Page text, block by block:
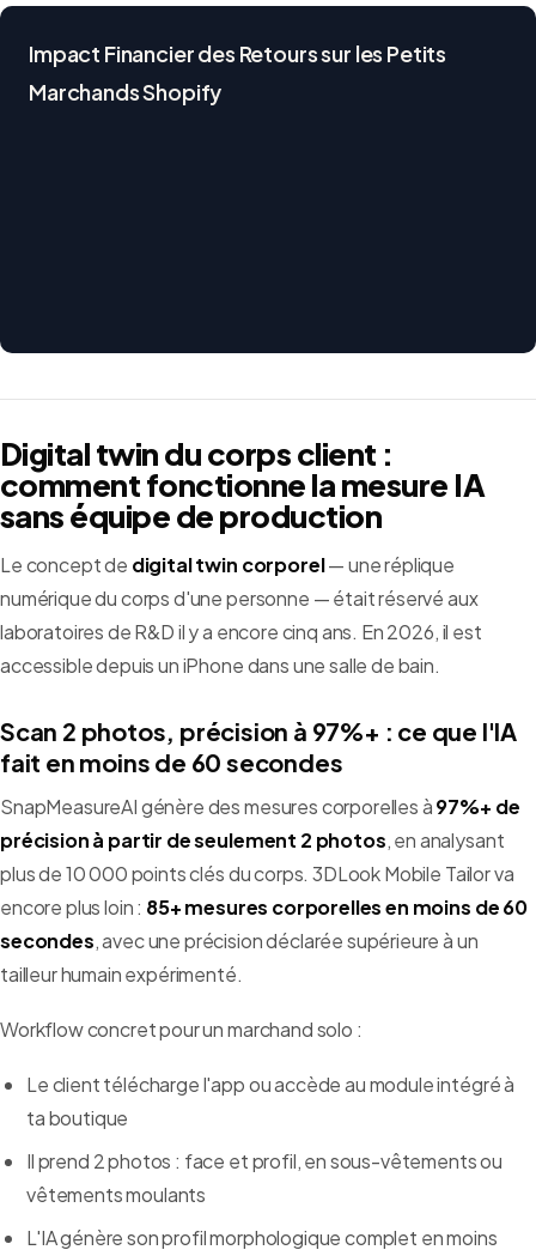
Impact Financier des Retours sur les Petits
Marchands Shopify
Digital twin du corps client :
comment fonctionne la mesure IA
sans équipe de production
Le concept de digital twin corporel— une réplique
numérique du corps d'une personne — était réservé aux
laboratoires de R&D il y a encore cinq ans. En 2026, il est
accessible depuis un iPhone dans une salle de bain.
Scan 2 photos, précision à 97%+ : ce que l'IA
fait en moins de 60 secondes
SnapMeasureAI génère des mesures corporelles à97%+ de
précision à partir de seulement 2 photos, en analysant
plus de 10 000 points clés du corps. 3DLook Mobile Tailor va
encore plus loin : 85+ mesures corporelles en moins de 60
secondes, avec une précision déclarée supérieure à un
tailleur humain expérimenté.
Workflow concret pour un marchand solo :
Le client télécharge l'app ou accède au module intégré à
ta boutique
Il prend 2 photos : face et profil, en sous-vêtements ou
vêtements moulants
L'IA génère son profil morphologique complet en moins